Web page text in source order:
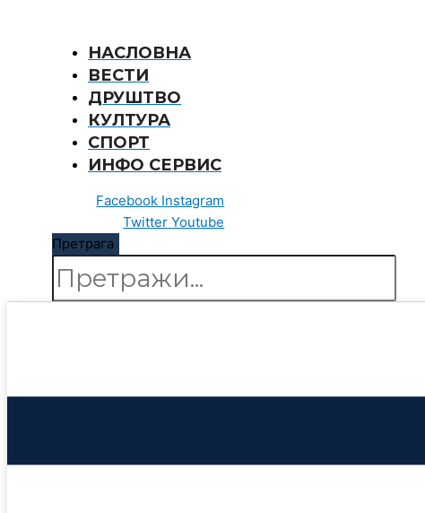
НАСЛОВНА
ВЕСТИ
ДРУШТВО
КУЛТУРА
СПОРТ
ИНФО СЕРВИС
Facebook Instagram
Twitter Youtube
Претрага